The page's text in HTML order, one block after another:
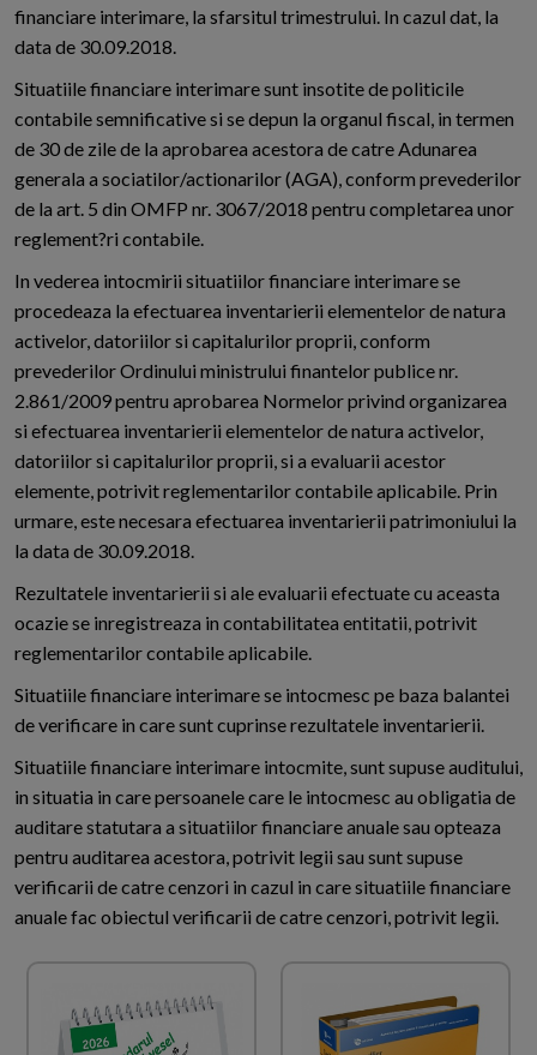
financiare interimare, la sfarsitul trimestrului. In cazul dat, la
data de 30.09.2018.
Situatiile financiare interimare sunt insotite de politicile
contabile semnificative si se depun la organul fiscal, in termen
de 30 de zile de la aprobarea acestora de catre Adunarea
generala a sociatilor/actionarilor (AGA), conform prevederilor
de la art. 5 din OMFP nr. 3067/2018 pentru completarea unor
reglement?ri contabile.
In vederea intocmirii situatiilor financiare interimare se
procedeaza la efectuarea inventarierii elementelor de natura
activelor, datoriilor si capitalurilor proprii, conform
prevederilor Ordinului ministrului finantelor publice nr.
2.861/2009 pentru aprobarea Normelor privind organizarea
si efectuarea inventarierii elementelor de natura activelor,
datoriilor si capitalurilor proprii, si a evaluarii acestor
elemente, potrivit reglementarilor contabile aplicabile. Prin
urmare, este necesara efectuarea inventarierii patrimoniului la
la data de 30.09.2018.
Rezultatele inventarierii si ale evaluarii efectuate cu aceasta
ocazie se inregistreaza in contabilitatea entitatii, potrivit
reglementarilor contabile aplicabile.
Situatiile financiare interimare se intocmesc pe baza balantei
de verificare in care sunt cuprinse rezultatele inventarierii.
Situatiile financiare interimare intocmite, sunt supuse auditului,
in situatia in care persoanele care le intocmesc au obligatia de
auditare statutara a situatiilor financiare anuale sau opteaza
pentru auditarea acestora, potrivit legii sau sunt supuse
verificarii de catre cenzori in cazul in care situatiile financiare
anuale fac obiectul verificarii de catre cenzori, potrivit legii.